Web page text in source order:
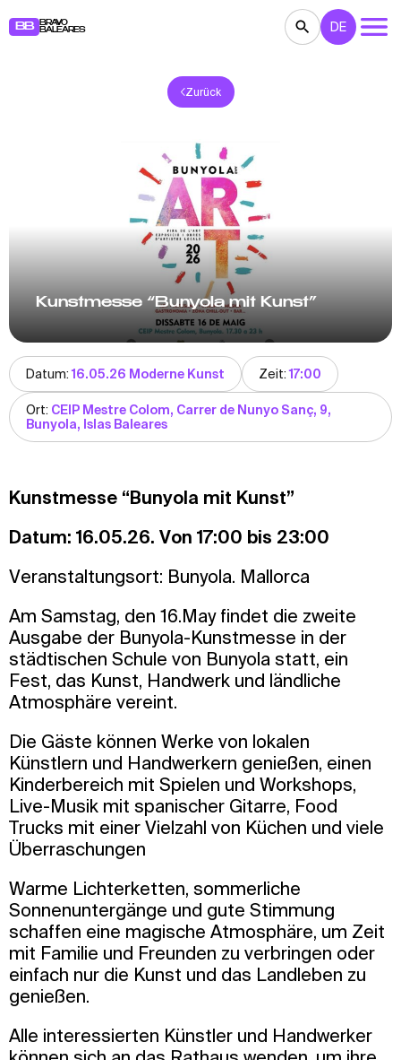
BB
BRAVO
BALEARES
THEATER
RESTAURANTS MÄRKTE
FÜR KINDER BB NOTE
DE
Zurück
Kunstmesse “Bunyola mit Kunst”
Datum:16.05.26 Moderne Kunst Zeit:17:00
Ort: CEIP Mestre Colom, Carrer de Nunyo Sanç, 9,
Bunyola, Islas Baleares
Kunstmesse “Bunyola mit Kunst”
Datum: 16.05.26. Von 17:00 bis 23:00
Veranstaltungsort: Bunyola. Mallorca
Am Samstag, den 16.May findet die zweite
Ausgabe der Bunyola-Kunstmesse in der
städtischen Schule von Bunyola statt, ein
Fest, das Kunst, Handwerk und ländliche
Atmosphäre vereint.
Die Gäste können Werke von lokalen
Künstlern und Handwerkern genießen, einen
Kinderbereich mit Spielen und Workshops,
Live-Musik mit spanischer Gitarre, Food
Trucks mit einer Vielzahl von Küchen und viele
Überraschungen
Warme Lichterketten, sommerliche
Sonnenuntergänge und gute Stimmung
schaffen eine magische Atmosphäre, um Zeit
mit Familie und Freunden zu verbringen oder
einfach nur die Kunst und das Landleben zu
genießen.
Alle interessierten Künstler und Handwerker